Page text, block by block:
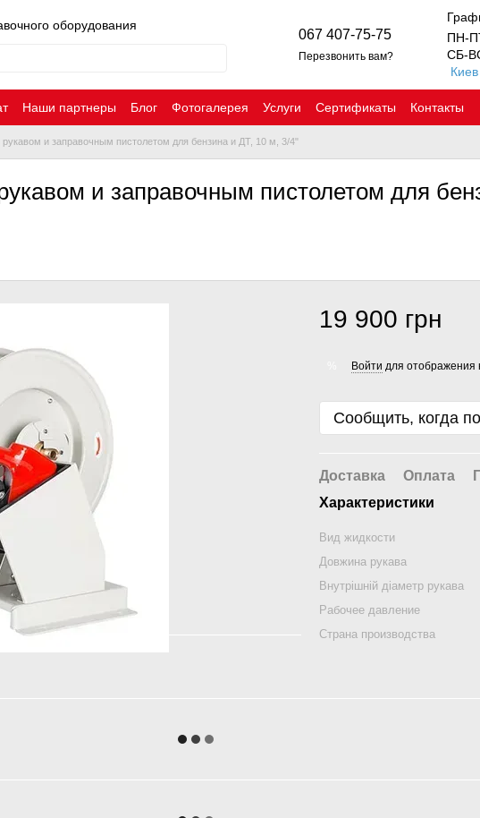
оборудования
067 407-75-75
Перезвонить вам?
ПН-
СБ-
Наши партнеры Блог Фотогалерея Услуги Сертификаты Контакты
и заправочным пистолетом для бензина и ДТ, 10 м, 3/4"
и заправочным пистолетом для
19 900 грн
Войти для отображения
Сообщить, когда
Доставка Оплата
Характеристики
Вид жидкости
Довжина рукава
Внутрішній діаметр рукава
Рабочее давление
Страна производства